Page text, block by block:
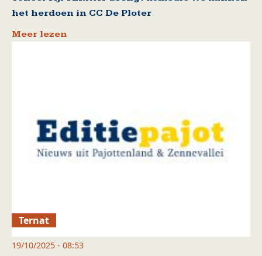
het herdoen in CC De Ploter
Meer lezen
Ternat
19/10/2025 - 08:53